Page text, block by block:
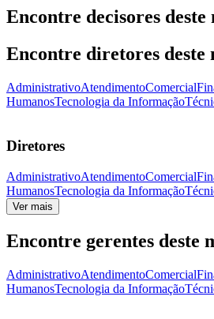
Encontre decisores deste
Encontre diretores deste
AdministrativoAtendimentoComercial
HumanosTecnologia da Informação
Diretores
AdministrativoAtendimentoComercial
HumanosTecnologia da Informação
Ver mais
Encontre gerentes deste
AdministrativoAtendimentoComercial
HumanosTecnologia da Informação